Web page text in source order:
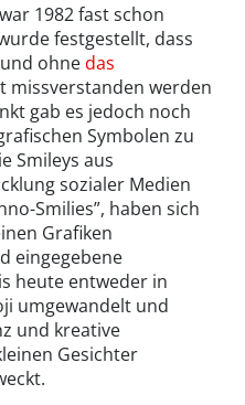
1982 fast schon
festgestellt, dass
ohnedas
missverstanden werden
gab es jedoch noch
Symbolen zu
Smileys aus
sozialer Medien
Smilies”, haben sich
Grafiken
eingegebene
heute entweder in
umgewandelt und
und kreative
Gesichter